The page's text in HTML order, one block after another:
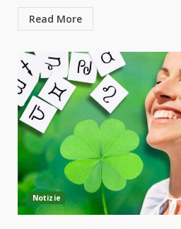
Read More
Notizie